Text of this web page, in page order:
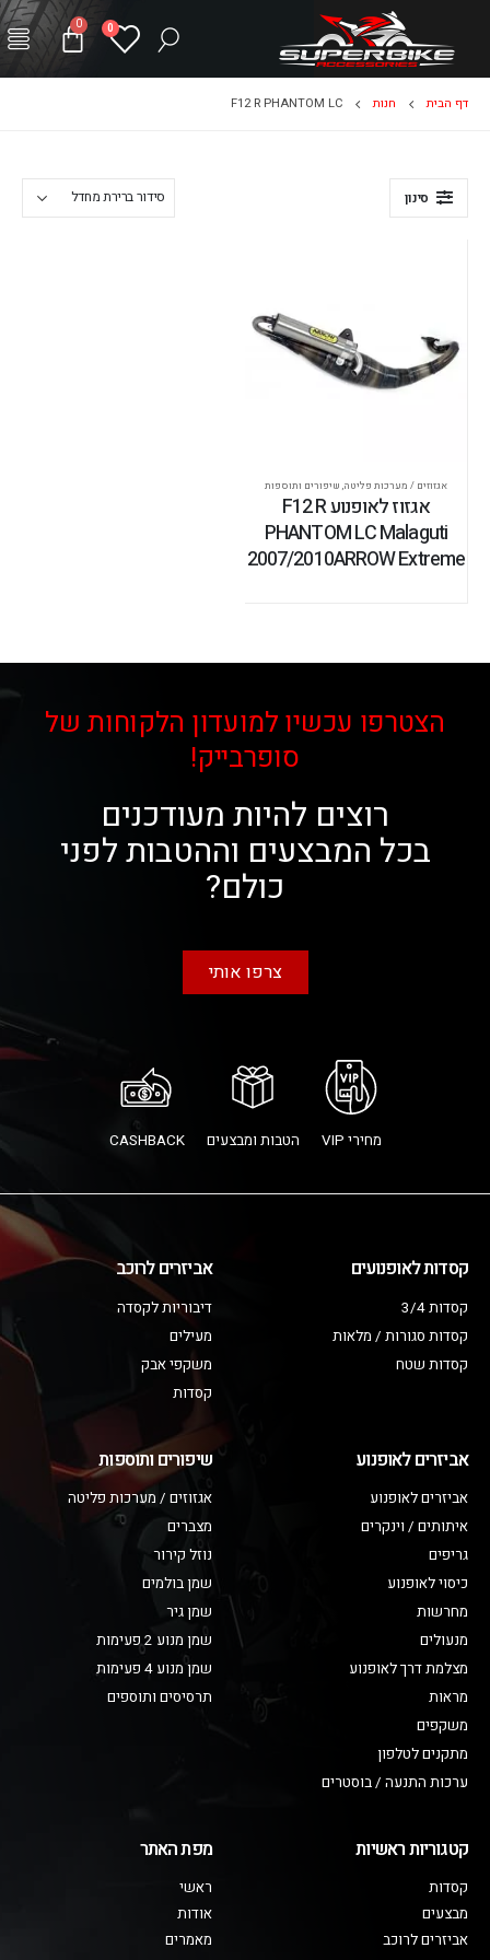
0
0
דף הבית חנות F12 R PHANTOM LC
סינון
אגזוזים / מערכות פליטה, שיפורים ותוספות
אגזוז לאופנוע F12 R
PHANTOM LC Malaguti
2007/2010ARROW Extreme
הצטרפו עכשיו למועדון הלקוחות של
סופרבייק!
רוצים להיות מעודכנים
בכל המבצעים וההטבות לפני
כולם?
צרפו אותי
מחירי VIP הטבות ומבצעים CASHBACK
קסדות לאופנועים
קסדות 3/4
קסדות סגורות / מלאות
קסדות שטח
אביזרים לרוכב
דיבוריות לקסדה
מעילים
משקפי אבק
קסדות
אביזרים לאופנוע
אביזרים לאופנוע
איתותים / וינקרים
גריפים
כיסוי לאופנוע
מחרשות
מנעולים
מצלמת דרך לאופנוע
מראות
משקפים
מתקנים לטלפון
ערכות התנעה / בוסטרים
שיפורים ותוספות
אגזוזים / מערכות פליטה
מצברים
נוזל קירור
שמן בולמים
שמן גיר
שמן מנוע 2 פעימות
שמן מנוע 4 פעימות
תרסיסים ותוספים
קטגוריות ראשיות
קסדות
מבצעים
אביזרים לרוכב
מפת האתר
ראשי
אודות
מאמרים